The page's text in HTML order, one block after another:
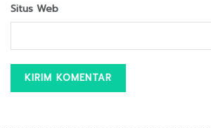
Situs Web